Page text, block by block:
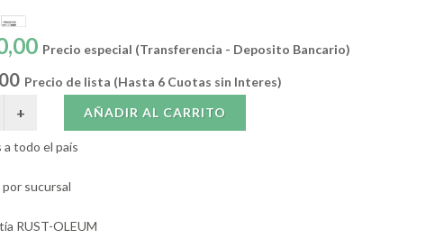
Precio especial (Transferencia - Deposito Bancario)
Precio de lista (Hasta 6 Cuotas sin Interes)
AÑADIR AL CARRITO
a todo el país
sucursal
RUST-OLEUM